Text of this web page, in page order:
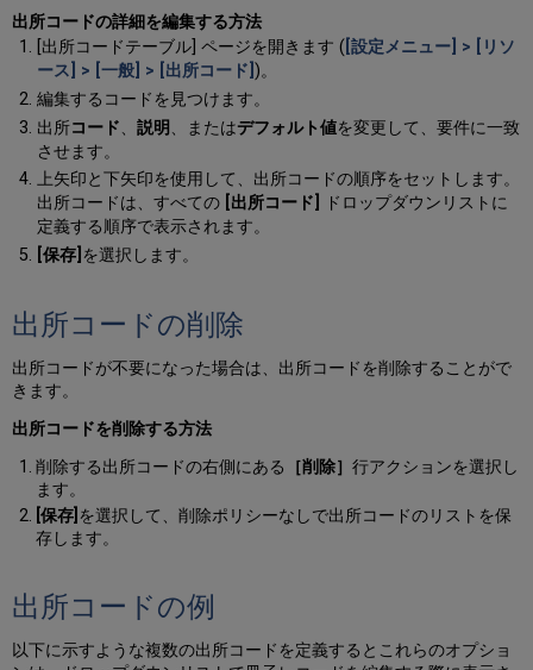
出所コードの詳細を編集する方法
[出所コードテーブル] ページを開きます ( [設定メニュー] > [リソ
ース] > [一般] > [出所コード] )。
編集するコードを見つけます。
出所コード、 説明 、またはデフォルト値を変更して、要件に一致
させます。
上矢印と下矢印を使用して、出所コードの順序をセットします。
出所コードは、すべての[出所コード]
ドロップダウンリストに
定義する順序で表示されます。
[保存] を選択します。
出所コードの削除
出所コードが不要になった場合は、出所コードを削除することがで
きます。
出所コードを削除する方法
削除する出所コードの右側にある ［削除］ 行アクションを選択し
ます。
[保存] を選択して、削除ポリシーなしで出所コードのリストを保
存します。
出所コードの例
以下に示すような複数の出所コードを定義するとこれらのオプショ